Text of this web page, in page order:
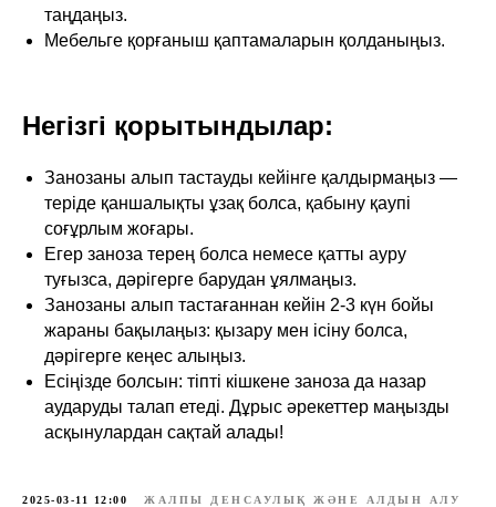
таңдаңыз.
Мебельге қорғаныш қаптамаларын қолданыңыз.
Негізгі қорытындылар:
Занозаны алып тастауды кейінге қалдырмаңыз —
теріде қаншалықты ұзақ болса, қабыну қаупі
соғұрлым жоғары.
Егер заноза терең болса немесе қатты ауру
туғызса, дәрігерге барудан ұялмаңыз.
Занозаны алып тастағаннан кейін 2-3 күн бойы
жараны бақылаңыз: қызару мен ісіну болса,
дәрігерге кеңес алыңыз.
Есіңізде болсын: тіпті кішкене заноза да назар
аударуды талап етеді. Дұрыс әрекеттер маңызды
асқынулардан сақтай алады!
2025-03-11 12:00 ЖАЛПЫ ДЕНСАУЛЫҚ ЖӘНЕ АЛДЫН АЛУ